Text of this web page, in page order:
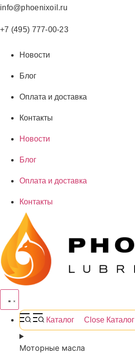
Перейти
содержимому
info@phoenixoil.ru
+7 (495) 777-00-23
Новости
Блог
Оплата и доставка
Контакты
Новости
Блог
Оплата и доставка
Контакты
Каталог Close Каталог
Моторные масла